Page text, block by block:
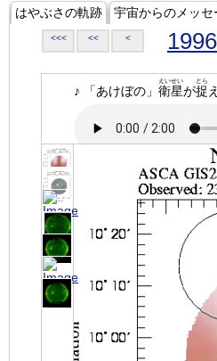
はやぶさの軌跡 宇宙からのメッセ
<<< << <
♪ 「あけぼの」 衛星
えいせい
が捉
とら